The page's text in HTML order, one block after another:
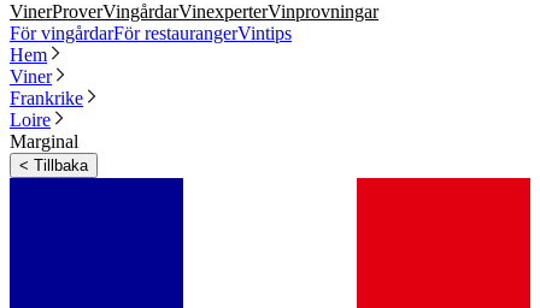
VinerProverVingårdarVinexperterVinprovningar
För vingårdarFör restaurangerVintips
Hem
Viner
Frankrike
Loire
Marginal
< Tillbaka